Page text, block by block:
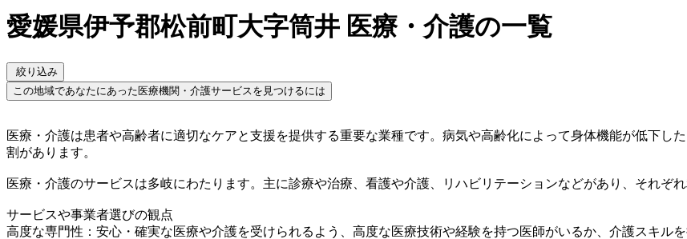
愛媛県伊予郡松前町大字筒井 医療・介護の一覧
絞り込み
この地域であなたにあった医療機関・介護サービスを見つけるには
医療・介護は患者や高齢者に適切なケアと支援を提供する重要な業種です。病気や高齢化によって身体機能が低下し
割があります。
医療・介護のサービスは多岐にわたります。主に診療や治療、看護や介護、リハビリテーションなどがあり、それぞ
サービスや事業者選びの観点
高度な専門性：安心・確実な医療や介護を受けられるよう、高度な医療技術や経験を持つ医師がいるか、介護スキル